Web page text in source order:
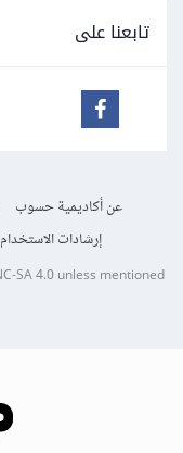
تابعنا على
عن أكاديمية حسوب
إرشادات الاستخدام
SA 4.0unless mentioned